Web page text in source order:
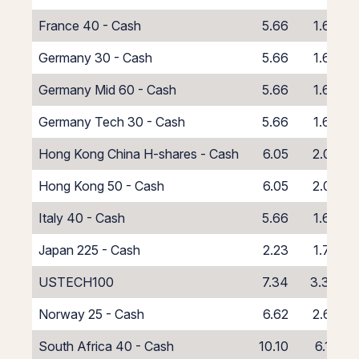
France 40 - Cash
5.66
1.66
Germany 30 - Cash
5.66
1.66
Germany Mid 60 - Cash
5.66
1.66
Germany Tech 30 - Cash
5.66
1.66
Hong Kong China H-shares - Cash
6.05
2.05
Hong Kong 50 - Cash
6.05
2.05
Italy 40 - Cash
5.66
1.66
Japan 225 - Cash
2.23
1.77
USTECH100
7.34
3.34
Norway 25 - Cash
6.62
2.62
South Africa 40 - Cash
10.10 6.10